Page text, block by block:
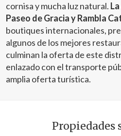
cornisa y mucha luz natural.
Paseo de Gracia y Rambla
boutiques internacionales,
algunos de los mejores
culminan la oferta de este
enlazado con el transporte
amplia oferta turística.
Propiedades